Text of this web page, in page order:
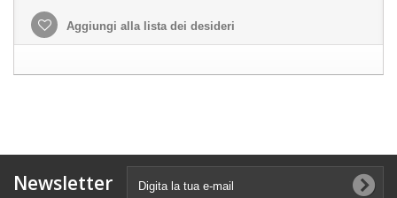
Aggiungi alla lista dei desideri
Newsletter